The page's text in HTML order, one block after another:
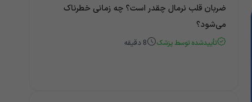
ضربان قلب نرمال چقدر است؟ چه زمانی خطرناک
می‌شود؟
تأییدشده توسط پزشک 8 دقیقه